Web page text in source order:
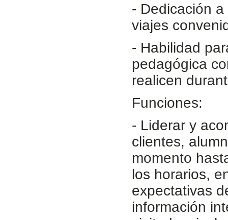
- Dedicación
viajes
- Habilidad
pedagógica
realicen
Funciones:
- Liderar y
clientes,
momento
los horarios,
expectativas
información